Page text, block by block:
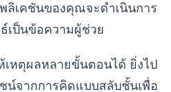
ลิเคชันของคุณจะดำเนินการ
เป็นข้อความผู้ช่วย
เหตุผลหลายขั้นตอนได้ ยิ่งไป
น์จากการคิดแบบสลับชั้นเพื่อ